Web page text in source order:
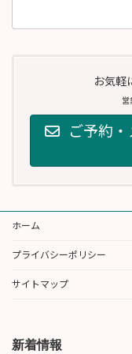
お気軽
営
ご予約
ホーム
プライバシーポリシー
サイトマップ
新着情報